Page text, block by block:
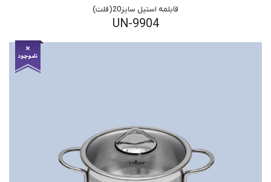
قابلمه استیل سایز20(فلت)
UN-9904